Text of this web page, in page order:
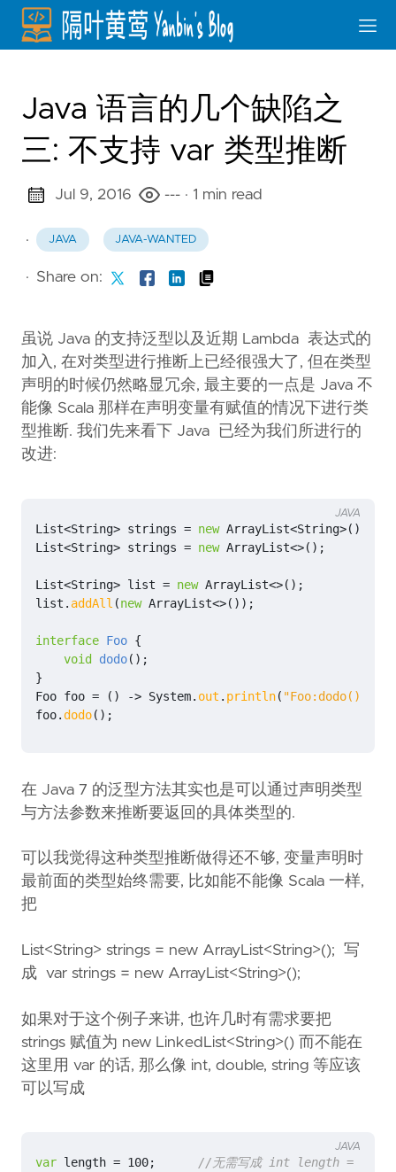
Java 语言的几个缺陷之
三: 不支持 var 类型推断
Jul 9, 2016 --- · 1 min read
· JAVA JAVA-WANTED
· Share on:
虽说 Java 的支持泛型以及近期 Lambda 表达式的
加入, 在对类型进行推断上已经很强大了, 但在类型
声明的时候仍然略显冗余, 最主要的一点是 Java 不
能像 Scala 那样在声明变量有赋值的情况下进行类
型推断. 我们先来看下 Java 已经为我们所进行的
改进:
List<String> strings = new ArrayList<String>();
List<String> strings = new ArrayList<>();
List<String> list = new ArrayList<>();
list . addAll (new ArrayList<>());
interface Foo {
void
dodo();
}
Foo foo = () -> System. out . println( "Foo:dodo()"
foo.dodo();
JAVA
在 Java 7 的泛型方法其实也是可以通过声明类型
与方法参数来推断要返回的具体类型的.
可以我觉得这种类型推断做得还不够, 变量声明时
最前面的类型始终需要, 比如能不能像 Scala 一样,
把
List<String> strings = new ArrayList<String>(); 写
成 var strings = new ArrayList<String>();
如果对于这个例子来讲, 也许几时有需求要把
strings 赋值为 new LinkedList<String>() 而不能在
这里用 var 的话, 那么像 int, double, string 等应该
可以写成
var length = 100;
//无需写成 int length = 100;
JAVA